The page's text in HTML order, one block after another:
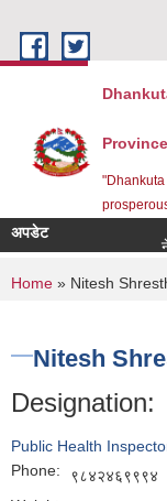
"Dhankuta
अपडेट
You are
Home » Nitesh
Nitesh
Designation:
Public Health
Phone:
९८४२४६९९९४